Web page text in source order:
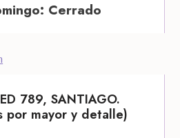
Cerrado
789, SANTIAGO.
por mayor y detalle)